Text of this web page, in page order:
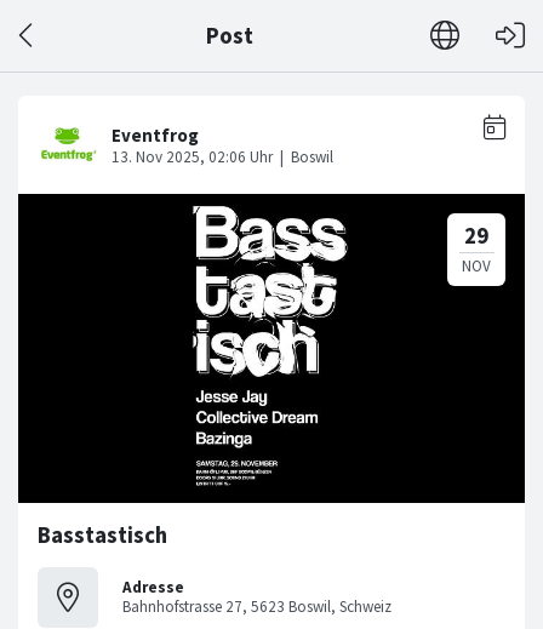
Post
Basstastisch
Adresse
Bahnhofstrasse 27, 5623 Boswil, Schweiz